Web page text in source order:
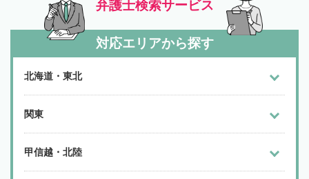
弁護士検索サービス
対応エリアから探す
北海道・東北
関東
甲信越・北陸